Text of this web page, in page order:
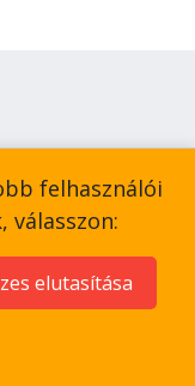
felhasználói
válasszon:
elutasítása